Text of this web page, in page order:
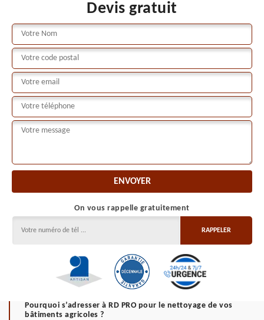
Devis gratuit
On vous rappelle gratuitement
Pourquoi s’adresser à RD PRO pour le nettoyage de vos
bâtiments agricoles ?